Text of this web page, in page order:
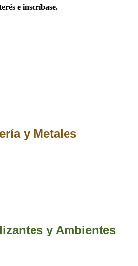
e inscríbase.
y Metales
y Ambientes